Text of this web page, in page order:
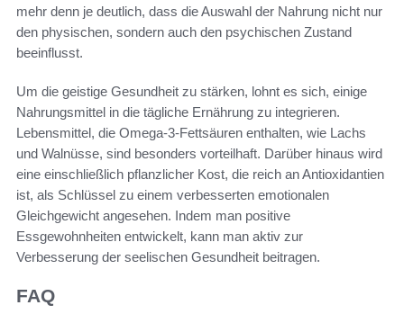
mehr denn je deutlich, dass die Auswahl der Nahrung nicht nur
den physischen, sondern auch den psychischen Zustand
beeinflusst.
Um die geistige Gesundheit zu stärken, lohnt es sich, einige
Nahrungsmittel in die tägliche Ernährung zu integrieren.
Lebensmittel, die Omega-3-Fettsäuren enthalten, wie Lachs
und Walnüsse, sind besonders vorteilhaft. Darüber hinaus wird
eine einschließlich pflanzlicher Kost, die reich an Antioxidantien
ist, als Schlüssel zu einem verbesserten emotionalen
Gleichgewicht angesehen. Indem man positive
Essgewohnheiten entwickelt, kann man aktiv zur
Verbesserung der seelischen Gesundheit beitragen.
FAQ